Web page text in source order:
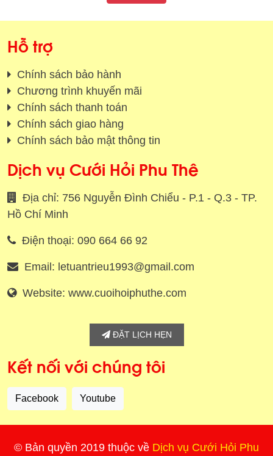
Hỗ trợ
Chính sách bảo hành
Chương trình khuyến mãi
Chính sách thanh toán
Chính sách giao hàng
Chính sách bảo mật thông tin
Dịch vụ Cưới Hỏi Phu Thê
Địa chỉ: 756 Nguyễn Đình Chiểu - P.1 - Q.3 - TP.
Hồ Chí Minh
Điện thoại: 090 664 66 92
Email: letuantrieu1993@gmail.com
Website: www.cuoihoiphuthe.com
ĐẶT LỊCH HẸN
Kết nối với chúng tôi
Facebook Youtube
© Bản quyền 2019 thuộc về Dịch vụ Cưới Hỏi Phu